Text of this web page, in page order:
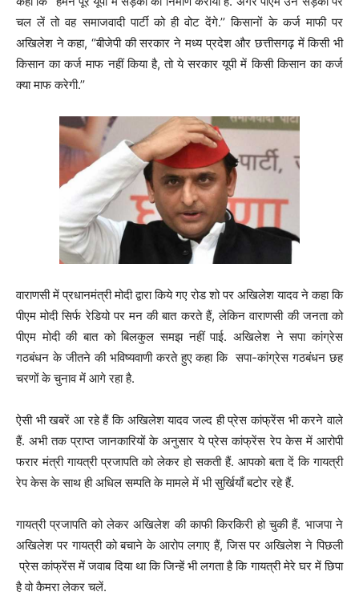
चल लें तो वह समाजवादी पार्टी को ही वोट देंगे.’’ किसानों के कर्ज माफी पर
अखिलेश ने कहा, ‘’बीजेपी की सरकार ने मध्य प्रदेश और छत्तीसगढ़ में किसी भी
किसान का कर्ज माफ नहीं किया है, तो ये सरकार यूपी में किसी किसान का कर्ज
क्या माफ करेगी.’’
वाराणसी में प्रधानमंत्री मोदी द्वारा किये गए रोड शो पर अखिलेश यादव ने कहा कि
पीएम मोदी सिर्फ रेडियो पर मन की बात करते हैं, लेकिन वाराणसी की जनता को
पीएम मोदी की बात को बिलकुल समझ नहीं पाई. अखिलेश ने सपा कांग्रेस
गठबंधन के जीतने की भविष्यवाणी करते हुए कहा कि सपा-कांग्रेस गठबंधन छह
चरणों के चुनाव में आगे रहा है.
ऐसी भी खबरें आ रहे हैं कि अखिलेश यादव जल्द ही प्रेस कांफ्रेंस भी करने वाले
हैं. अभी तक प्राप्त जानकारियों के अनुसार ये प्रेस कांफ्रेंस रेप केस में आरोपी
फरार मंत्री गायत्री प्रजापति को लेकर हो सकती हैं. आपको बता दें कि गायत्री
रेप केस के साथ ही अधिल सम्पति के मामले में भी सुर्खियाँ बटोर रहे हैं.
गायत्री प्रजापति को लेकर अखिलेश की काफी किरकिरी हो चुकी हैं. भाजपा ने
अखिलेश पर गायत्री को बचाने के ‌आरोप लगाए हैं, जिस पर अखिलेश ने पिछली
प्रेस कांफ्रेंस में जवाब दिया था कि जिन्हें भी लगता है कि गायत्री मेरे घर में छिपा
है वो कैमरा लेकर चलें.